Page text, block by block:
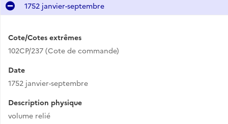
1752 janvier-septembre
Cote/Cotes extrêmes
102CP/237 (Cote de commande)
Date
1752 janvier-septembre
Description physique
volume relié